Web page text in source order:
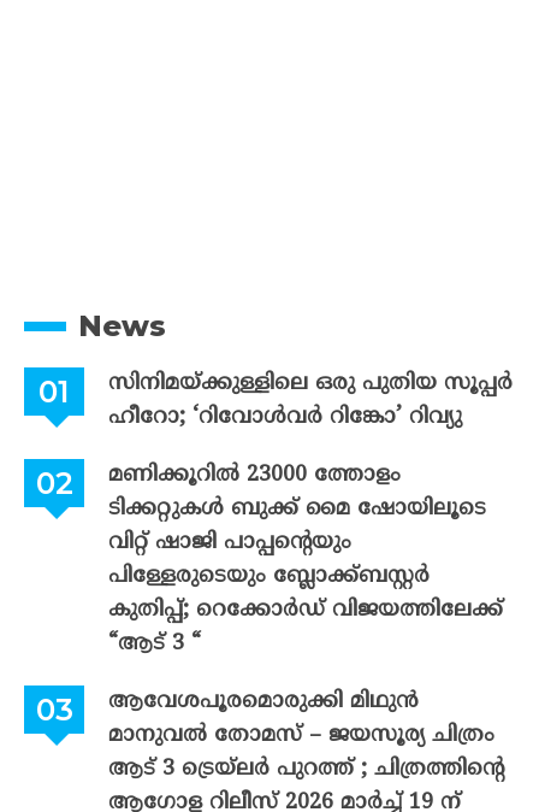
News
സിനിമയ്ക്കുള്ളിലെ ഒരു പുതിയ സൂപ്പർ
ഹീറോ; ‘റിവോൾവർ റിങ്കോ’ റിവ്യു
മണിക്കൂറിൽ 23000 ത്തോളം
ടിക്കറ്റുകൾ ബുക്ക് മൈ ഷോയിലൂടെ
വിറ്റ് ഷാജി പാപ്പന്റെയും
പിള്ളേരുടെയും ബ്ലോക്ക്ബസ്റ്റർ
കുതിപ്പ്; റെക്കോർഡ് വിജയത്തിലേക്ക്
“ആട് 3 “
ആവേശപൂരമൊരുക്കി മിഥുൻ
മാനുവൽ തോമസ് – ജയസൂര്യ ചിത്രം
ആട് 3 ട്രെയ്‌ലർ പുറത്ത് ; ചിത്രത്തിന്റെ
ആഗോള റിലീസ് 2026 മാർച്ച് 19 ന്